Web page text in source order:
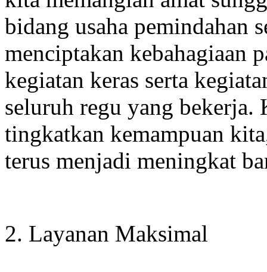
bidang usaha pemindahan
menciptakan kebahagiaan
kegiatan keras serta
seluruh regu yang
tingkatkan kemampuan
terus menjadi meningkat
2. Layanan Maksimal